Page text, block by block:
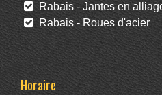
Rabais - Jantes en
Rabais - Roues d'acier
Horaire